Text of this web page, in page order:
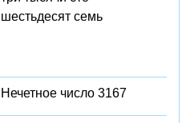
шестьдесят семь
Нечетное число 3167